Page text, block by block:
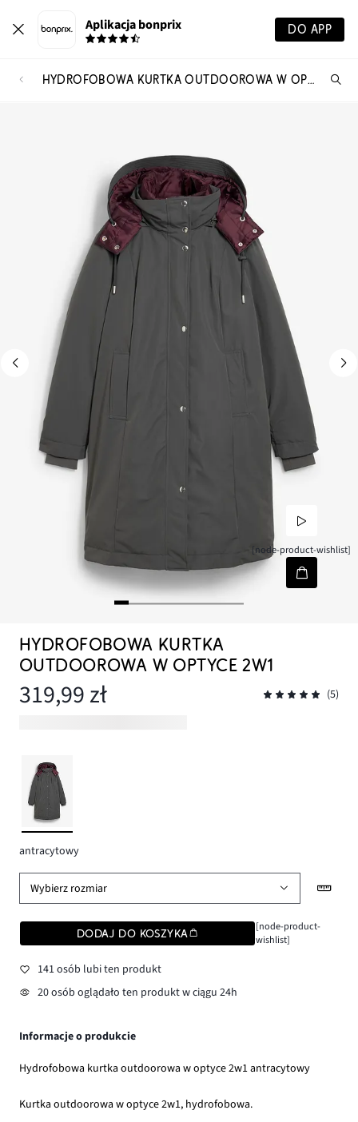
Aplikacja bonprix DO APP
HYDROFOBOWA KURTKA OUTDOOROWA W OPTYCE 2W1
[node-product-wishlist]
HYDROFOBOWA KURTKA
OUTDOOROWA W OPTYCE 2W1
319,99 zł (5)
antracytowy
Wybierz rozmiar
DODAJ DO KOSZYKA
[node-product-
wishlist]
141 osób lubi ten produkt
20 osób oglądało ten produkt w ciągu 24h
Informacje o produkcie
Hydrofobowa kurtka outdoorowa w optyce 2w1 antracytowy
Kurtka outdoorowa w optyce 2w1, hydrofobowa.